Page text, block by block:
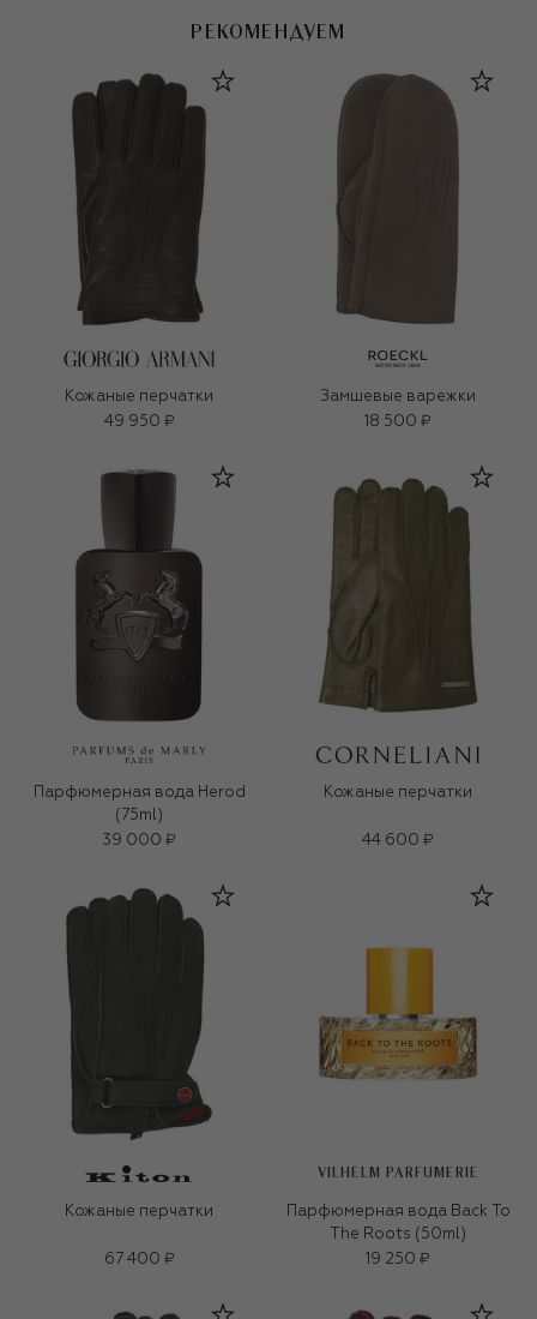
РЕКОМЕНДУЕМ
Кожаные перчатки
49 950 ₽
Замшевые варежки
18 500 ₽
Парфюмерная вода Herod
(75ml)
39 000 ₽
Кожаные перчатки
44 600 ₽
Кожаные перчатки
67 400 ₽
VILHELM PARFUMERIE
Парфюмерная вода Back To
The Roots (50ml)
19 250 ₽